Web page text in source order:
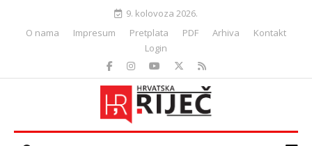
9. kolovoza 2026.
O nama
Impresum Pretplata PDF Arhiva
Kontakt
Login